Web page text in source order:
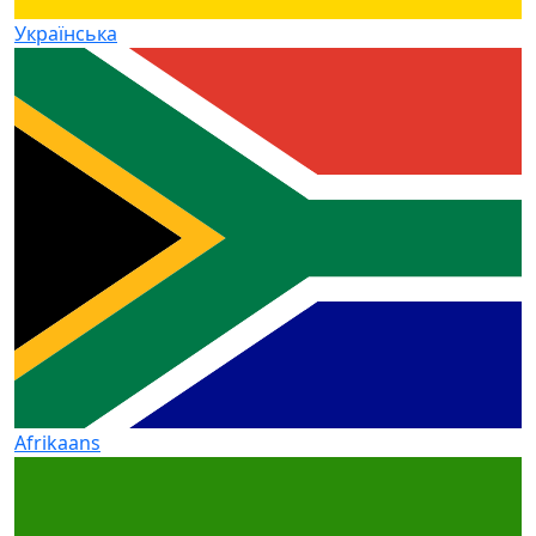
Українська
Afrikaans